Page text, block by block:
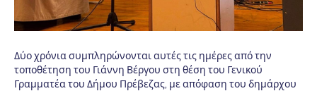
Δύο χρόνια συμπληρώνονται αυτές τις ημέρες από την
τοποθέτηση του Γιάννη Βέργου στη θέση του Γενικού
Γραμματέα του Δήμου Πρέβεζας, με απόφαση του δημάρχου